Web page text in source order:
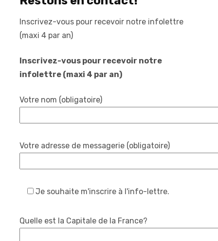
Inscrivez-vous pour recevoir notre infolettre
(maxi 4 par an)
Inscrivez-vous pour recevoir notre
infolettre (maxi 4 par an)
Votre nom (obligatoire)
Votre adresse de messagerie (obligatoire)
Je souhaite m'inscrire à l'info-lettre.
Quelle est la Capitale de la France?